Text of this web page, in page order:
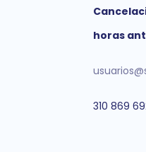
horas
310 869